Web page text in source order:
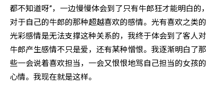
都不知道呀”，一边慢慢体会到了只有牛郎狂才能明白的，
对于自己的牛郎的那种超越喜欢的感情。光有喜欢之类的
光彩感情是无法支撑这种关系的，我终于体会到了客人对
牛郎产生感情不只是爱，还有某种憎恨。我逐渐明白了那
些一会说着喜欢担当，一会又恨恨地骂自己担当的女孩的
心情。我现在就是这样。